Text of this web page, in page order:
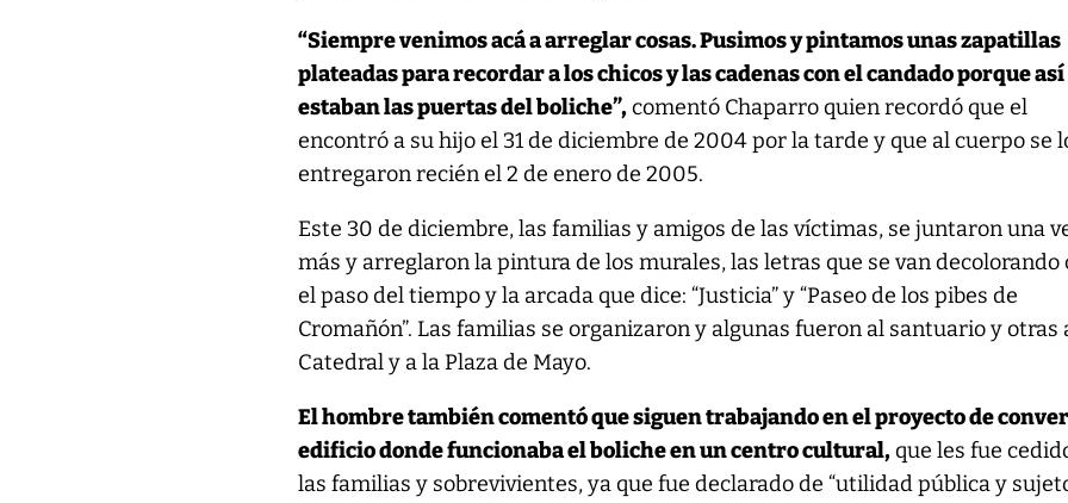
“Siempre venimos acá a arreglar cosas. Pusimos y pintamos unas zapatillas
plateadas para recordar a los chicos y las cadenas con el candado porque así
estaban las puertas del boliche”,comentó Chaparro quien recordó que el
encontró a su hijo el 31 de diciembre de 2004 por la tarde y que al cuerpo se
entregaron recién el 2 de enero de 2005.
Este 30 de diciembre, las familias y amigos de las víctimas, se juntaron una
más y arreglaron la pintura de los murales, las letras que se van decolorando
el paso del tiempo y la arcada que dice: “Justicia” y “Paseo de los pibes de
Cromañón”. Las familias se organizaron y algunas fueron al santuario y otras
Catedral y a la Plaza de Mayo.
El hombre también comentó que siguen trabajando en el proyecto de
edificio donde funcionaba el boliche en un centro cultural,que les fue
las familias y sobrevivientes, ya que fue declarado de “utilidad pública y